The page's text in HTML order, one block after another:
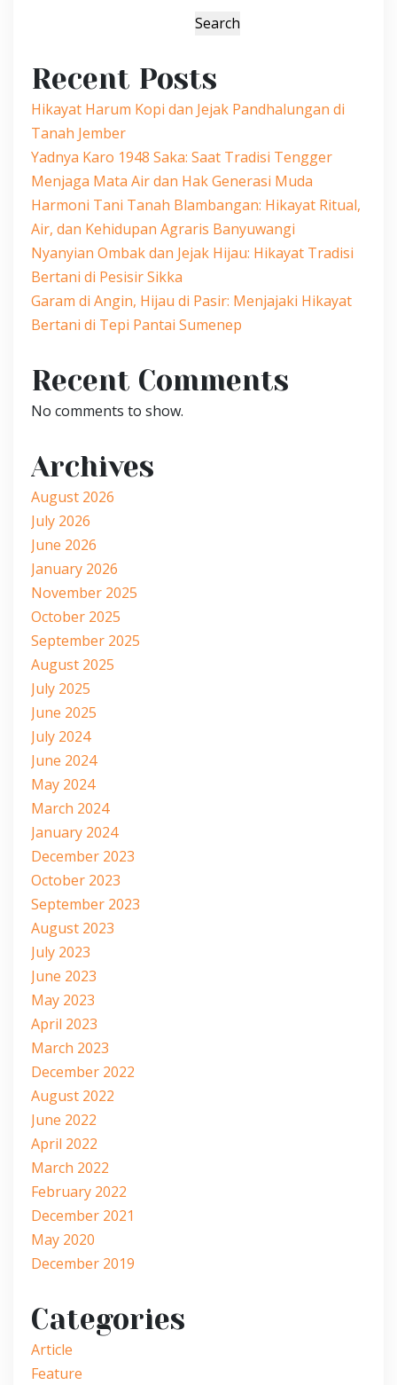
Search
Recent Posts
Hikayat Harum Kopi dan Jejak Pandhalungan di
Tanah Jember
Yadnya Karo 1948 Saka: Saat Tradisi Tengger
Menjaga Mata Air dan Hak Generasi Muda
Harmoni Tani Tanah Blambangan: Hikayat Ritual,
Air, dan Kehidupan Agraris Banyuwangi
Nyanyian Ombak dan Jejak Hijau: Hikayat Tradisi
Bertani di Pesisir Sikka
Garam di Angin, Hijau di Pasir: Menjajaki Hikayat
Bertani di Tepi Pantai Sumenep
Recent Comments
No comments to show.
Archives
August 2026
July 2026
June 2026
January 2026
November 2025
October 2025
September 2025
August 2025
July 2025
June 2025
July 2024
June 2024
May 2024
March 2024
January 2024
December 2023
October 2023
September 2023
August 2023
July 2023
June 2023
May 2023
April 2023
March 2023
December 2022
August 2022
June 2022
April 2022
March 2022
February 2022
December 2021
May 2020
December 2019
Categories
Article
Feature